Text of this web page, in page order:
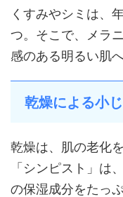
くすみやシミは、
つ。そこで、メラ
感のある明るい肌
乾燥による小
乾燥は、肌の老化
「シンピスト」は
の保湿成分をたっ